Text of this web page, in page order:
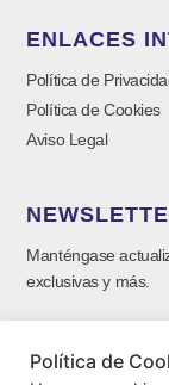
ENLACES
Política de
Política de Cookies
Aviso Legal
Manténgase
exclusivas y más.
Política de